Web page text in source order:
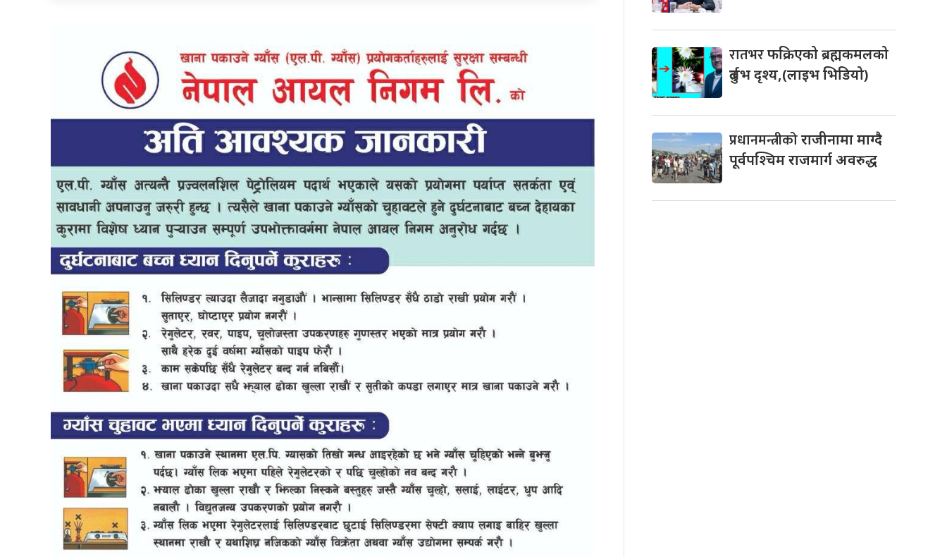
रातभरफक्रिएको ब्रह्मकमलको
दुर्लभ दृश्य,(लाइभ भिडियो)
प्रधानमन्त्रीकोराजीनामा माग्दै
पूर्वपश्चिम राजमार्ग अवरुद्ध